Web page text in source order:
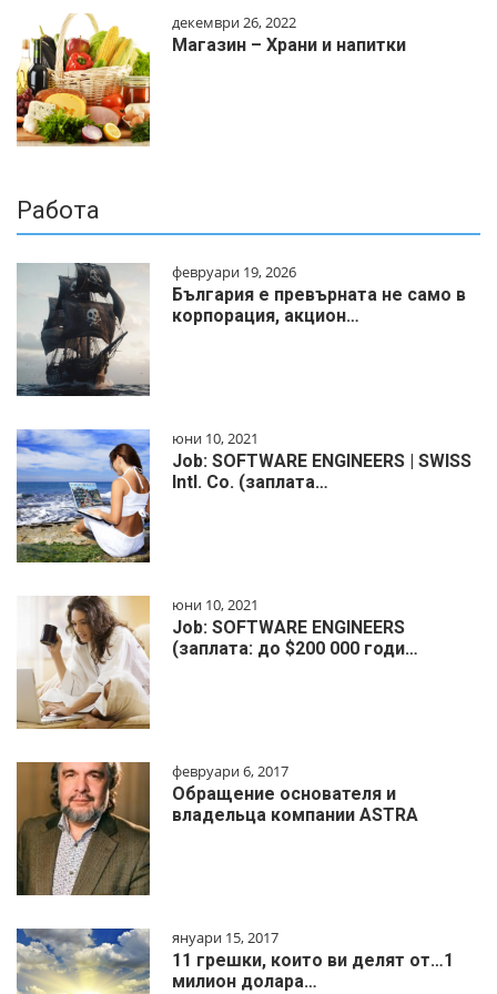
декември 26, 2022
Магазин – Храни и напитки
Работа
февруари 19, 2026
България е превърната не само в
корпорация, акцион…
юни 10, 2021
Job: SOFTWARE ENGINEERS | SWISS
Intl. Co. (заплата…
юни 10, 2021
Job: SOFTWARE ENGINEERS
(заплата: до $200 000 годи…
февруари 6, 2017
Обращение основателя и
владельца компании ASTRA
януари 15, 2017
11 грешки, които ви делят от…1
милиoн дoлapa…